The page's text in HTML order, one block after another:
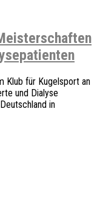
Klub für Kugelsport an
und Dialyse
in